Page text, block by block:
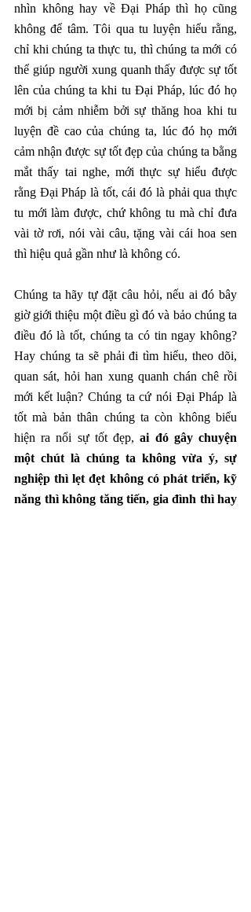
nhìn không hay về Đại Pháp thì họ cũng
không để tâm. Tôi qua tu luyện hiểu rằng,
chỉ khi chúng ta thực tu, thì chúng ta mới có
thể giúp người xung quanh thấy được sự tốt
lên của chúng ta khi tu Đại Pháp, lúc đó họ
mới bị cảm nhiễm bởi sự thăng hoa khi tu
luyện đề cao của chúng ta, lúc đó họ mới
cảm nhận được sự tốt đẹp của chúng ta bằng
mắt thấy tai nghe, mới thực sự hiểu được
rằng Đại Pháp là tốt, cái đó là phải qua thực
tu mới làm được, chứ không tu mà chỉ đưa
vài tờ rơi, nói vài câu, tặng vài cái hoa sen
thì hiệu quả gần như là không có.
Chúng ta hãy tự đặt câu hỏi, nếu ai đó bây
giờ giới thiệu một điều gì đó và bảo chúng ta
điều đó là tốt, chúng ta có tin ngay không?
Hay chúng ta sẽ phải đi tìm hiểu, theo dõi,
quan sát, hỏi han xung quanh chán chê rồi
mới kết luận? Chúng ta cứ nói Đại Pháp là
tốt mà bản thân chúng ta còn không biểu
hiện ra nổi sự tốt đẹp, ai đó gây chuyện
một chút là chúng ta không vừa ý, sự
nghiệp thì lẹt đẹt không có phát triển, kỹ
năng thì không tăng tiến, gia đình thì hay